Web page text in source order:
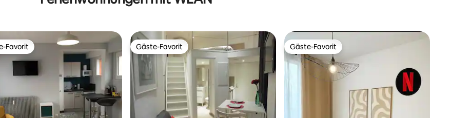
Favorit
Favorit Gäste-Favorit
Gäste-Favorit Gäste-Favorit
Gäste-Favorit